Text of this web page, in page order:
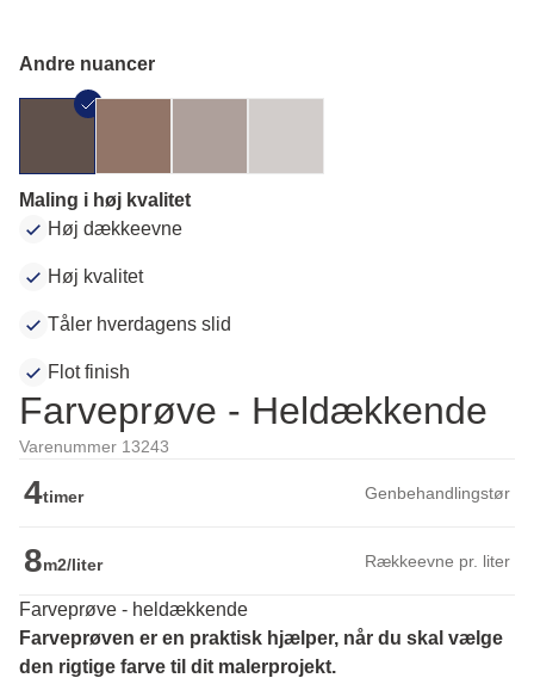
Andre nuancer
Maling i høj kvalitet
Høj dækkeevne
Høj kvalitet
Tåler hverdagens slid
Flot finish
Farveprøve - Heldækkende
Varenummer 13243
4timer Genbehandlingstør
8m2/liter Rækkeevne pr. liter
Farveprøve - heldækkende
Farveprøven er en praktisk hjælper, når du skal vælge
den rigtige farve til dit malerprojekt.